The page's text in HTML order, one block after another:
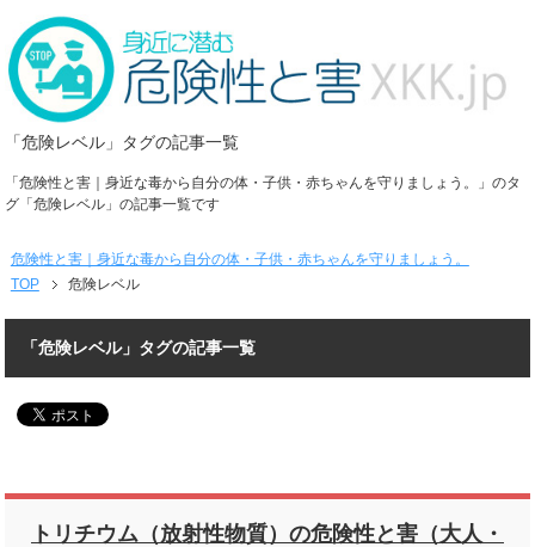
「危険レベル」タグの記事一覧
「危険性と害｜身近な毒から自分の体・子供・赤ちゃんを守りましょう。」のタ
グ「危険レベル」の記事一覧です
危険性と害｜身近な毒から自分の体・子供・赤ちゃんを守りましょう。
TOP
危険レベル
「危険レベル」タグの記事一覧
トリチウム（放射性物質）の危険性と害（大人・